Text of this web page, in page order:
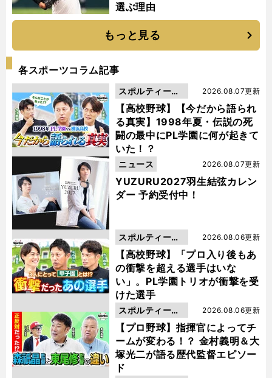
選ぶ理由
もっと見る
各スポーツコラム記事
【高校野球】【今だから語られ
る真実】1998年夏・伝説の死
闘の最中にPL学園に何が起きて
いた！？
2026.08.07更新
スポルティーバ
動画
YUZURU2027羽生結弦カレン
ダー 予約受付中！
2026.08.07更新
ニュース
【高校野球】「プロ入り後もあ
の衝撃を超える選手はいな
い」。PL学園トリオが衝撃を受
けた選手
2026.08.06更新
スポルティーバ
動画
【プロ野球】指揮官によってチ
ームが変わる！？ 金村義明＆大
塚光二が語る歴代監督エピソー
ド
2026.08.06更新
スポルティーバ
動画